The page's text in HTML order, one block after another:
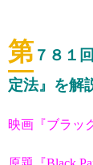
第 ７８１
定法』を解
映画『ブラッ